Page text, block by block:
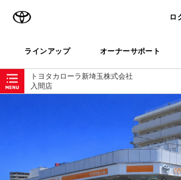
ロ
ラインアップ オーナーサポート
トヨタカローラ新埼玉株式会社
入間店
ローカルナビゲーション